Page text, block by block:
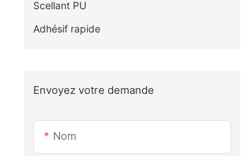
Scellant PU
Adhésif rapide
Envoyez votre demande
Nom